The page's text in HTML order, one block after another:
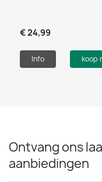
€ 24,99
Info koop
Ontvang ons
aanbiedingen